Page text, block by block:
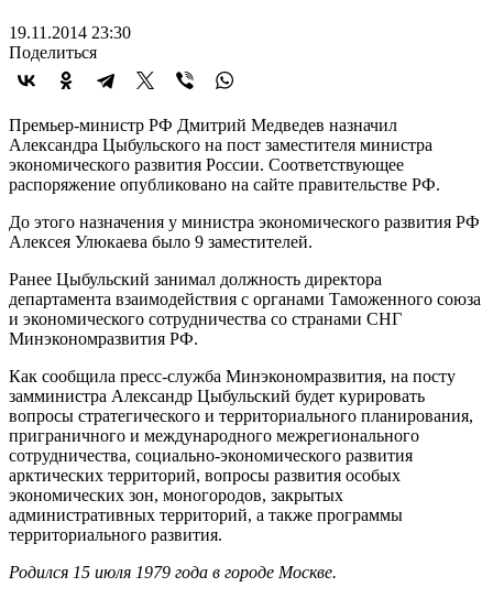
19.11.2014 23:30
Поделиться
Премьер-министр РФ Дмитрий Медведев назначил
Александра Цыбульского на пост заместителя министра
экономического развития России. Соответствующее
распоряжение опубликовано на сайте правительстве РФ.
До этого назначения у министра экономического развития РФ
Алексея Улюкаева было 9 заместителей.
Ранее Цыбульский занимал должность директора
департамента взаимодействия с органами Таможенного союза
и экономического сотрудничества со странами СНГ
Минэкономразвития РФ.
Как сообщила пресс-служба Минэкономразвития, на посту
замминистра Александр Цыбульский будет курировать
вопросы стратегического и территориального планирования,
приграничного и международного межрегионального
сотрудничества, социально-экономического развития
арктических территорий, вопросы развития особых
экономических зон, моногородов, закрытых
административных территорий, а также программы
территориального развития.
Родился 15 июля 1979 года в городе Москве.